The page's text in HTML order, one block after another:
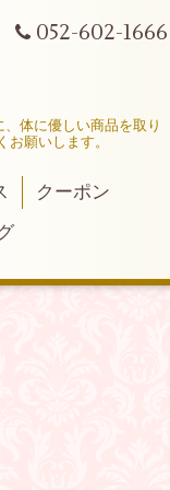
052-602-1666
体に優しい商品を取り
願いします。
クーポン